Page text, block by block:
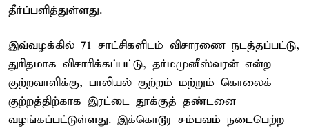
தீர்ப்பளித்துள்ளது.
இவ்வழக்கில் 71 சாட்சிகளிடம் விசாரணை நடத்தப்பட்டு,
துரிதமாக விசாரிக்கப்பட்டு, தர்மமுனீஸ்வரன் என்ற
குற்றவாளிக்கு, பாலியல் குற்றம் மற்றும் கொலைக்
குற்றத்திற்காக இரட்டை தூக்குத் தண்டனை
வழங்கப்பட்டுள்ளது. இக்கொடூர சம்பவம் நடைபெற்ற